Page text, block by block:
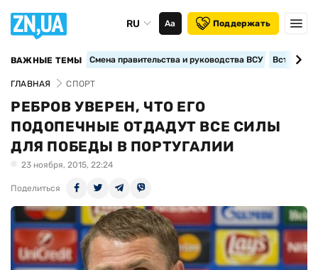
RU Аа Поддержать
ВАЖНЫЕ ТЕМЫ Смена правительства и руководства ВСУ
ГЛАВНАЯ СПОРТ
РЕБРОВ УВЕРЕН, ЧТО ЕГО
ПОДОПЕЧНЫЕ ОТДАДУТ ВСЕ СИЛЫ
ДЛЯ ПОБЕДЫ В ПОРТУГАЛИИ
23 ноября, 2015, 22:24
Поделиться